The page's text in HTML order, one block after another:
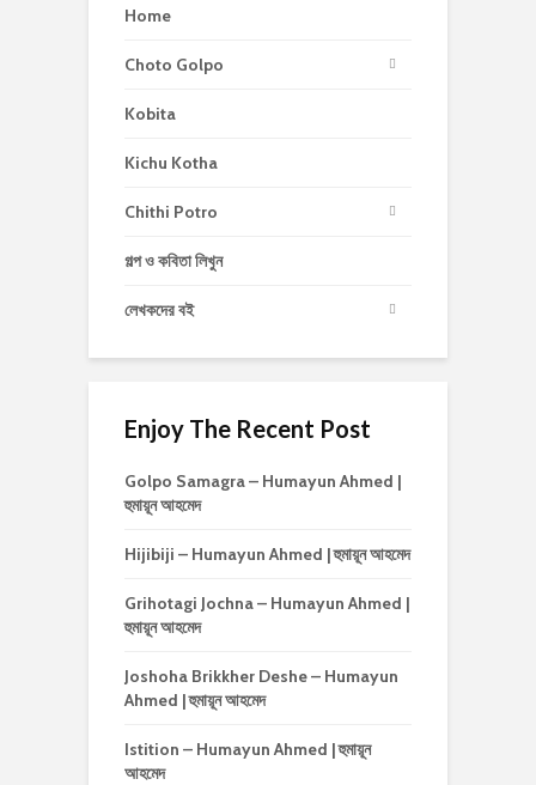
Home
Choto Golpo
Kobita
Kichu Kotha
Chithi Potro
গল্প ও কবিতা লিখুন
লেখকদের বই
Enjoy The Recent Post
Golpo Samagra – Humayun Ahmed |
হুমায়ূন আহমেদ
Hijibiji – Humayun Ahmed | হুমায়ূন আহমেদ
Grihotagi Jochna – Humayun Ahmed |
হুমায়ূন আহমেদ
Joshoha Brikkher Deshe – Humayun
Ahmed | হুমায়ূন আহমেদ
Istition – Humayun Ahmed | হুমায়ূন
আহমেদ